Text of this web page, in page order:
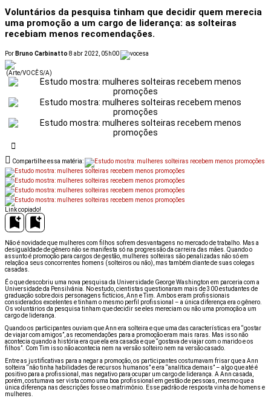
Voluntários da pesquisa tinham que decidir quem merecia
uma promoção a um cargo de liderança: as solteiras
recebiam menos recomendações.
Por Bruno Carbinatto 8 abr 2022, 05h00
(Arte/VOCÊ S/A)
Compartilhe essa matéria:
Link copiado!
Não é novidade que mulheres com filhos sofrem desvantagens no mercado de trabalho. Mas a
desigualdade de gênero não se manifesta só na progressão da carreira das mães. Quando o
assunto é promoção para cargos de gestão, mulheres solteiras são penalizadas não só em
relação a seus concorrentes homens (solteiros ou não), mas também diante de suas colegas
casadas.
É o que descobriu uma nova pesquisa da Universidade George Washington em parceria com a
Universidade da Pensilvânia. No estudo, cientistas questionaram mais de 300 estudantes de
graduação sobre dois personagens fictícios, Ann e Tim. Ambos eram profissionais
considerados excelentes e tinham o mesmo perfil profissional – a única diferença era o gênero.
Os voluntários da pesquisa tinham que decidir se eles mereciam ou não uma promoção a um
cargo de liderança.
Quando os participantes ouviam que Ann era solteira e que uma das características era “gostar
de viajar com amigos”, as recomendações para a promoção eram mais raras. Mas isso não
acontecia quando a história era que ela era casada e que “gostava de viajar com o marido e os
filhos”. Com Tim isso não acontecia nem na versão solteiro nem na versão casado.
Entre as justificativas para a negar a promoção, os participantes costumavam frisar que a Ann
solteira “não tinha habilidades de recursos humanos” e era “analítica demais” – algo que até é
positivo para a profissional, mas negativo para ocupar um cargo de liderança. A Ann casada,
porém, costumava ser vista como uma boa profissional em gestão de pessoas, mesmo que a
única diferença nas descrições fosse o matrimônio. Esse padrão de resposta vinha de homens e
mulheres.